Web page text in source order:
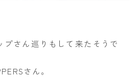
さん巡りもして来たそうで
さん。